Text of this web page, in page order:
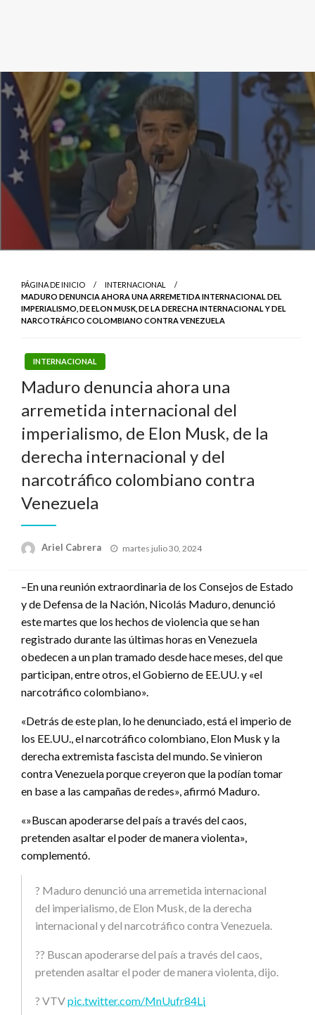
PÁGINA DE INICIO
INTERNACIONAL
MADURO DENUNCIA AHORA UNA ARREMETIDA INTERNACIONAL DEL
IMPERIALISMO, DE ELON MUSK, DE LA DERECHA INTERNACIONAL Y DEL
NARCOTRÁFICO COLOMBIANO CONTRA VENEZUELA
INTERNACIONAL
Maduro denuncia ahora una
arremetida internacional del
imperialismo, de Elon Musk, de la
derecha internacional y del
narcotráfico colombiano contra
Venezuela
Ariel Cabrera
Publicado
martes julio 30, 2024
–En una reunión extraordinaria de los Consejos de Estado
y de Defensa de la Nación, Nicolás Maduro, denunció
este martes que los hechos de violencia que se han
registrado durante las últimas horas en Venezuela
obedecen a un plan tramado desde hace meses, del que
participan, entre otros, el Gobierno de EE.UU. y «el
narcotráfico colombiano».
«Detrás de este plan, lo he denunciado, está el imperio de
los EE.UU., el narcotráfico colombiano, Elon Musk y la
derecha extremista fascista del mundo. Se vinieron
contra Venezuela porque creyeron que la podían tomar
en base a las campañas de redes», afirmó Maduro.
«»Buscan apoderarse del país a través del caos,
pretenden asaltar el poder de manera violenta»,
complementó.
? Maduro denunció una arremetida internacional
del imperialismo, de Elon Musk, de la derecha
internacional y del narcotráfico contra Venezuela.
?? Buscan apoderarse del país a través del caos,
pretenden asaltar el poder de manera violenta, dijo.
? VTVpic.twitter.com/MnUufr84Li